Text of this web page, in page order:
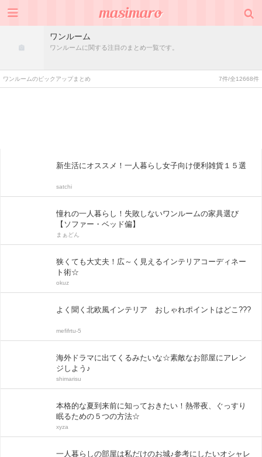
ワンルーム
ワンルームに関する注目のまとめ一覧です。
ワンルームのピックアップまとめ 7件/全12668件
新生活にオススメ！一人暮らし女子向け便利雑貨１５選
satchi
憧れの一人暮らし！失敗しないワンルームの家具選び
【ソファー・ベッド偏】
まぁどん
狭くても大丈夫！広～く見えるインテリアコーディネー
ト術☆
okuz
よく聞く北欧風インテリア おしゃれポイントはどこ???
mefifrtu-5
海外ドラマに出てくるみたいな☆素敵なお部屋にアレン
ジしよう♪
shimarisu
本格的な夏到来前に知っておきたい！熱帯夜、ぐっすり
眠るための５つの方法☆
xyza
一人暮らしの部屋は私だけのお城♪参考にしたいオシャレ